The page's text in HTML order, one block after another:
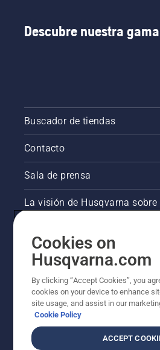
Descubre nuestra gama
Buscador de tiendas
Contacto
Sala de prensa
La visión de Husqvarna
Otros sitios de Husqvarna
Cookies on
Husqvarna.com
By clicking “Accept Cookies”, you
cookies on your device to enhance
site usage, and assist in our
Cookie Policy
ACCEPT